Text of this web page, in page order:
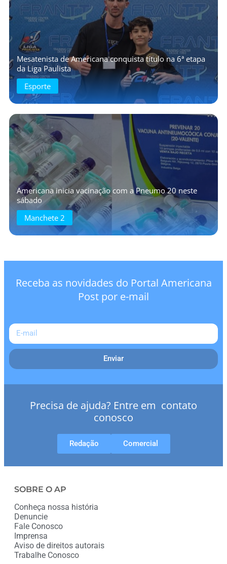
Mesatenista de Americana conquista título na 6ª etapa
da Liga Paulista
Esporte
Americana inicia vacinação com a Pneumo 20 neste
sábado
Manchete 2
Receba as novidades do Portal Americana
Post por e-mail
Enviar
Precisa de ajuda? Entre em contato
conosco
Redação Comercial
SOBRE O AP
Conheça nossa história
Denuncie
Fale Conosco
Imprensa
Aviso de direitos autorais
Trabalhe Conosco